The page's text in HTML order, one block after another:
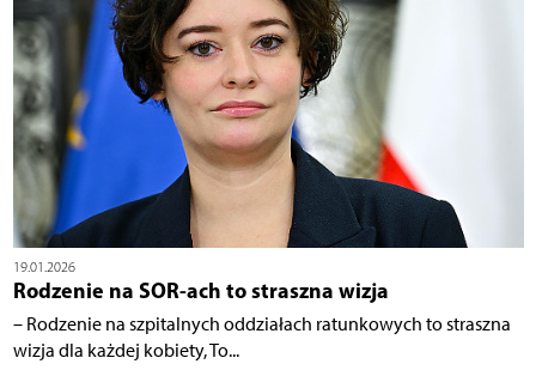
19.01.2026
Rodzenie na SOR-ach to straszna wizja
– Rodzenie na szpitalnych oddziałach ratunkowych to straszna
wizja dla każdej kobiety, To...